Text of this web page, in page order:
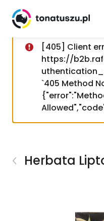
[405] Client
https://
`405 Method
Herbata